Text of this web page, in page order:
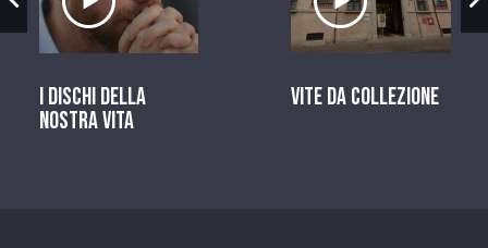
I dischi della
nostra vita
Vite da Collezione